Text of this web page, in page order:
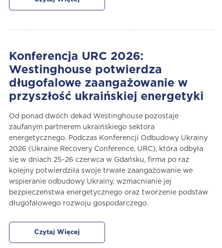
Konferencja URC 2026:
Westinghouse potwierdza
długofalowe zaangażowanie w
przyszłość ukraińskiej energetyki
Od ponad dwóch dekad Westinghouse pozostaje
zaufanym partnerem ukraińskiego sektora
energetycznego. Podczas Konferencji Odbudowy Ukrainy
2026 (Ukraine Recovery Conference, URC), która odbyła
się w dniach 25-26 czerwca w Gdańsku, firma po raz
kolejny potwierdziła swoje trwałe zaangażowanie we
wspieranie odbudowy Ukrainy, wzmacnianie jej
bezpieczeństwa energetycznego oraz tworzenie podstaw
długofalowego rozwoju gospodarczego.
Czytaj Więcej